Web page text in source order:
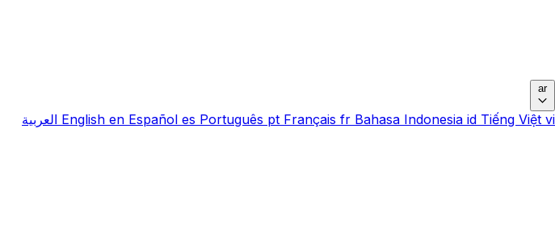
ar
English en Español es Português pt Français fr Bahasa Indonesia id Tiếng Việt vi العربية